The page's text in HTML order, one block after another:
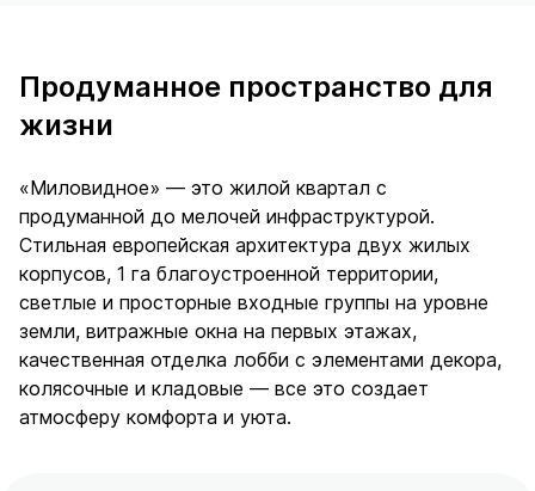
Продуманное пространство для
жизни
«Миловидное» — это жилой квартал с
продуманной до мелочей инфраструктурой.
Стильная европейская архитектура двух жилых
корпусов, 1 га благоустроенной территории,
светлые и просторные входные группы на уровне
земли, витражные окна на первых этажах,
качественная отделка лобби с элементами декора,
колясочные и кладовые — все это создает
атмосферу комфорта и уюта.